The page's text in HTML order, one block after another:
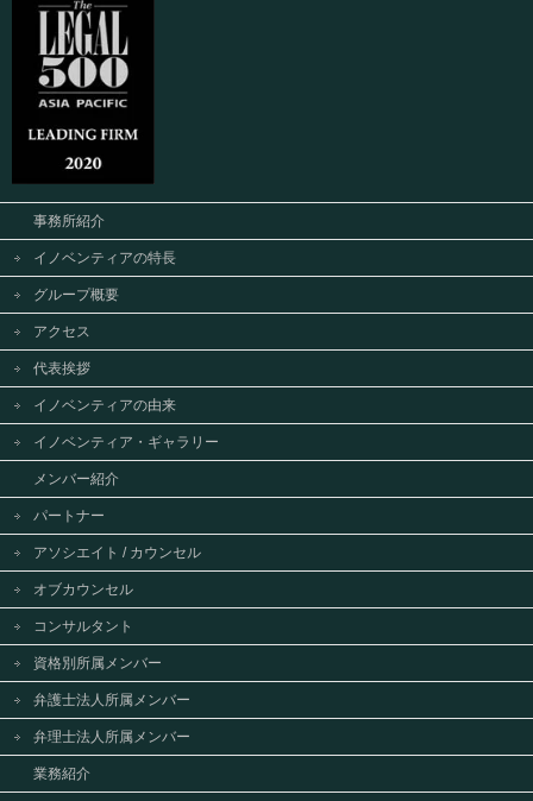
事務所紹介
イノベンティアの特長
グループ概要
アクセス
代表挨拶
イノベンティアの由来
イノベンティア・ギャラリー
メンバー紹介
パートナー
アソシエイト / カウンセル
オブカウンセル
コンサルタント
資格別所属メンバー
弁護士法人所属メンバー
弁理士法人所属メンバー
業務紹介